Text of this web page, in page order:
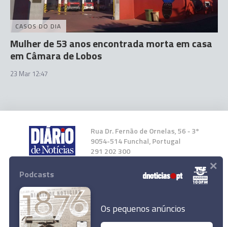
CASOS DO DIA
Mulher de 53 anos encontrada morta em casa
em Câmara de Lobos
23 Mar 12:47
Rua Dr. Fernão de Ornelas, 56 - 3º
9054-514 Funchal, Portugal
291 202 300
Instale a nossa App
Podcasts
Os pequenos anúncios
×